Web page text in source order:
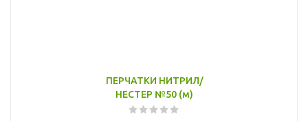
ПЕРЧАТКИ НИТРИЛ/
НЕСТЕР №50 (м)